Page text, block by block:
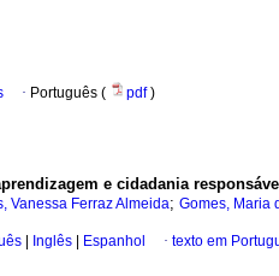
· Português ( pdf)
e cidadania
Vanessa Ferraz Almeida; Gomes, Maria
Inglês Espanhol · texto em